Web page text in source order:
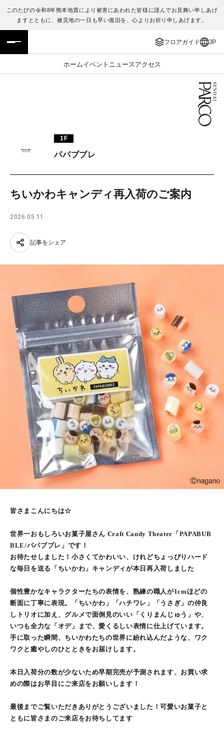
このたびの令和8年熊本地震により被害にあわれた皆様に謹んでお見舞い申しあげ
ますとともに、被災地の一日も早い復旧を、心よりお祈り申しあげます。
フロアガイド JP
ホームイベント ニュース アクセス
フロアガイド
施設案内・アクセス
TAX FREE
ENGLISH
繁体字
日本語
1F
パパブブレ
ちいかわキャンディ再入荷のご案内
2026.05.11
記事をシェア
皆さまこんにちは☆
世界一おもしろいお菓子屋さん Craft Candy Theater「PAPABUB
BLE/パパブブレ」です！
お待たせしました！小さくてかわいい、けれどちょっぴりハード
な毎日を送る「ちいかわ」キャンディが本日再入荷しました
個性豊かなキャラクターたちの表情を、熟練の職人が1cmほどの
断面に丁寧に表現。「ちいかわ」「ハチワレ」「うさぎ」の仲良
しトリオに加え、グルメで面倒見のいい「くりまんじゅう」や、
いつも全力な「オデ」まで、愛くるしい表情に仕上げています。
手に取った瞬間、ちいかわたちの世界に紛れ込んだような、ワク
ワクと癒やしのひとときをお届けします。
本日入荷分の数が少ないため早期完売が予測されます、お買い求
めの際はお早目にご来店をお願いします！
最後までご覧いただきありがとうございました！可愛いお菓子と
ともに皆さまのご来店をお待ちしてます